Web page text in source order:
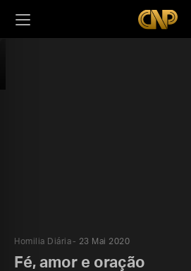
Homilia Diária 23 Mai 2020
Fé, amor e oração